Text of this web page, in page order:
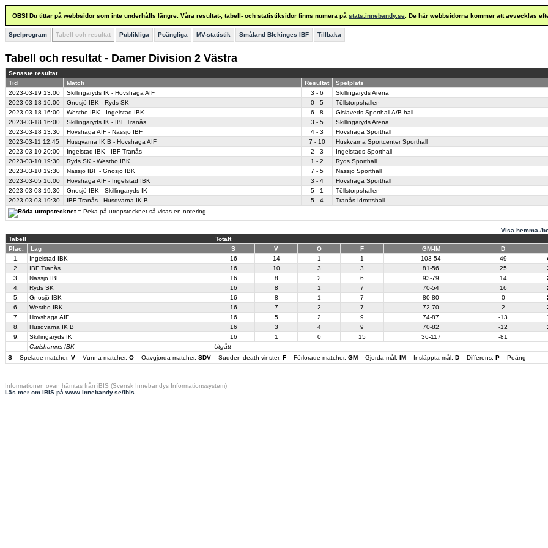
OBS! Du tittar på webbsidor som inte underhålls längre. Våra resultat-, tabell- och statistiksidor finns numera på stats.innebandy.se . De här webbsidorna kommer att avvecklas
Spelprogram Tabell och resultat Publikliga Poängliga MV-statistik Småland Blekinges IBF Tillbaka
Tabell och resultat - Damer Division 2 Västra
Senaste resultat
Tid
Match Resultat Spelplats
= Peka på utropstecknet så visas en notering
2023-03-19 13:00 Skillingaryds IK - Hovshaga AIF 3 - 6
Skillingaryds Arena
2023-03-18 16:00 Gnosjö IBK - Ryds SK 0 - 5
Töllstorpshallen
2023-03-18 16:00 Westbo IBK - Ingelstad IBK 6 - 8
Gislaveds Sporthall A/B-hall
2023-03-18 16:00 Skillingaryds IK - IBF Tranås 3 - 5
Skillingaryds Arena
2023-03-18 13:30 Hovshaga AIF - Nässjö IBF 4 - 3
Hovshaga Sporthall
2023-03-11 12:45 Husqvarna IK B - Hovshaga AIF 7 - 10
Huskvarna Sportcenter Sporthall
2023-03-10 20:00 Ingelstad IBK - IBF Tranås 2 - 3
Ingelstads Sporthall
2023-03-10 19:30 Ryds SK - Westbo IBK 1 - 2
Ryds Sporthall
2023-03-10 19:30 Nässjö IBF - Gnosjö IBK 7 - 5
Nässjö Sporthall
2023-03-05 16:00 Hovshaga AIF - Ingelstad IBK 3 - 4
Hovshaga Sporthall
2023-03-03 19:30 Gnosjö IBK - Skillingaryds IK 5 - 1
Töllstorpshallen
2023-03-03 19:30 IBF Tranås - Husqvarna IK B 5 - 4 Tranås Idrottshall
Visa hemma-/
Tabell
Totalt
Plac.
Lag S V O F GM-IM D
S = Spelade matcher, V = Vunna matcher, O = Oavgjorda matcher, SDV = Sudden death-vinster, F = Förlorade matcher, GM = Gjorda mål, IM = Insläppta mål, D = Differens, P = Poäng
1. Ingelstad IBK 16 14 1 1 103-54 49
2.
IBF Tranås 16 10 3 3 81-56 25
3.
Nässjö IBF 16 8 2 6 93-79 14
4.
Ryds SK 16 8 1 7 70-54 16
5.
Gnosjö IBK 16 8 1 7 80-80 0
6.
Westbo IBK 16 7 2 7 72-70 2
7.
Hovshaga AIF 16 5 2 9 74-87 -13
8.
Husqvarna IK B 16 3 4 9 70-82 -12
9.
Skillingaryds IK 16 1 0 15 36-117 -81
Carlshamns IBK
Utgått
Informationen ovan hämtas från iBIS (Svensk Innebandys Informationssystem)
Läs mer om iBIS på www.innebandy.se/ibis